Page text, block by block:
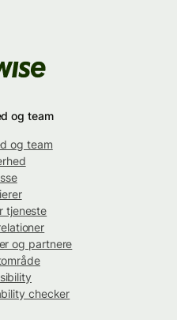
og team
og team
tjeneste
og partnere
checker